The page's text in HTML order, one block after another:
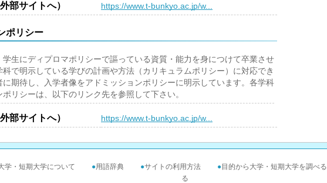
部サイトへ） https://www.t-bunkyo.ac.jp/w...
ポリシー
生にディプロマポリシーで謳っている資質・能力を身につけて卒業させ
科で明示している学びの計画や方法（カリキュラムポリシー）に対応でき
に期待し、入学者像をアドミッションポリシーに明示しています。各学科
リシーは、以下のリンク先を参照して下さい。
部サイトへ） https://www.t-bunkyo.ac.jp/w...
学・短期大学について ●用語辞典 ●サイトの利用方法 ●目的から大学・短期大学を調べる
る